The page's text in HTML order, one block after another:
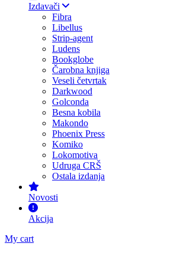
Izdavači
Fibra
Libellus
Strip-agent
Ludens
Bookglobe
Čarobna knjiga
Veseli četvrtak
Darkwood
Golconda
Besna kobila
Makondo
Phoenix Press
Komiko
Lokomotiva
Udruga CRŠ
Ostala izdanja
Novosti
Akcija
My cart